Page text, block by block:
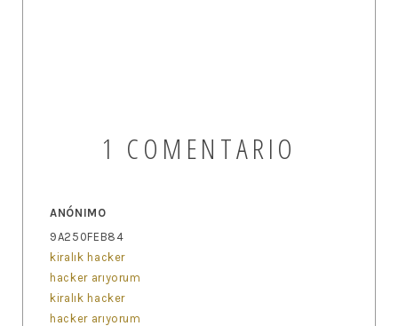
1 COMENTARIO
ANÓNIMO
9A250FEB84
kiralık hacker
hacker arıyorum
kiralık hacker
hacker arıyorum